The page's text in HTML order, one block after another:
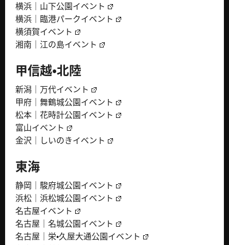
横浜｜山下公園イベント
横浜｜臨港パークイベント
横須賀イベント
湘南｜江の島イベント
甲信越・北陸
新潟｜万代イベント
甲府｜舞鶴城公園イベント
松本｜花時計公園イベント
富山イベント
金沢｜しいのきイベント
東海
静岡｜駿府城公園イベント
浜松｜浜松城公園イベント
名古屋イベント
名古屋｜名城公園イベント
名古屋｜栄・久屋大通公園イベント